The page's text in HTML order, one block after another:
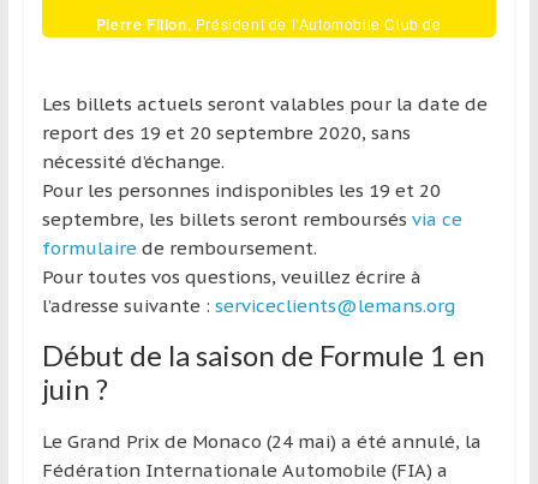
Pierre Fillon, Président de l’Automobile Club de
Les billets actuels seront valables pour la date de
report des 19 et 20 septembre 2020, sans
nécessité d’échange.
Pour les personnes indisponibles les 19 et 20
septembre, les billets seront remboursés via ce
formulairede remboursement.
Pour toutes vos questions, veuillez écrire à
l’adresse suivante : serviceclients@lemans.org
Début de la saison de Formule 1 en
juin ?
Le Grand Prix de Monaco (24 mai) a été annulé, la
Fédération Internationale Automobile (FIA) a